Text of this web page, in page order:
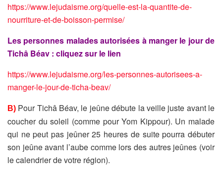
https://www.lejudaisme.org/quelle-est-la-quantite-de-
nourriture-et-de-boisson-permise/
Les personnes malades autorisées à manger le jour de
Tichâ Béav : cliquez sur le lien
https://www.lejudaisme.org/les-personnes-autorisees-a-
manger-le-jour-de-ticha-beav/
B) Pour Tichâ Béav, le jeûne débute la veille juste avant le
coucher du soleil (comme pour Yom Kippour). Un malade
qui ne peut pas jeûner 25 heures de suite pourra débuter
son jeûne avant l’aube comme lors des autres jeûnes (voir
le calendrier de votre région).